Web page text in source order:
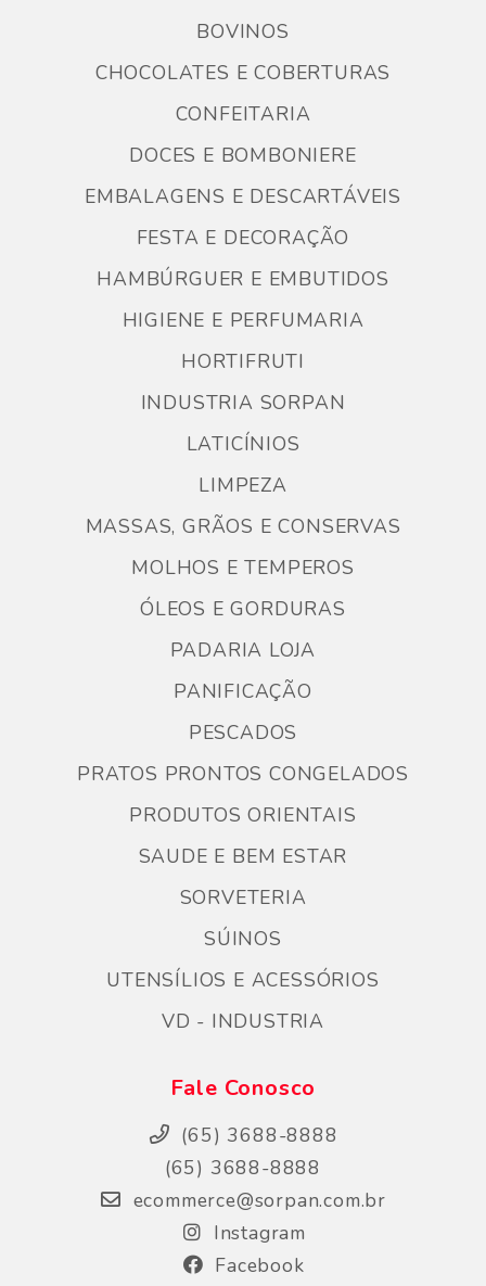
BOVINOS
CHOCOLATES E COBERTURAS
CONFEITARIA
DOCES E BOMBONIERE
EMBALAGENS E DESCARTÁVEIS
FESTA E DECORAÇÃO
HAMBÚRGUER E EMBUTIDOS
HIGIENE E PERFUMARIA
HORTIFRUTI
INDUSTRIA SORPAN
LATICÍNIOS
LIMPEZA
MASSAS, GRÃOS E CONSERVAS
MOLHOS E TEMPEROS
ÓLEOS E GORDURAS
PADARIA LOJA
PANIFICAÇÃO
PESCADOS
PRATOS PRONTOS CONGELADOS
PRODUTOS ORIENTAIS
SAUDE E BEM ESTAR
SORVETERIA
SÚINOS
UTENSÍLIOS E ACESSÓRIOS
VD - INDUSTRIA
Fale Conosco
(65) 3688-8888
(65) 3688-8888
ecommerce@sorpan.com.br
Instagram
Facebook